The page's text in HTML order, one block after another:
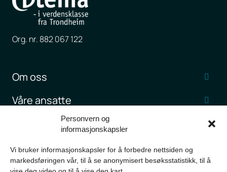
Personvern og
informasjonskapsler
Vi bruker informasjonskapsler for å forbedre nettsiden og
markedsføringen vår, til å se anonymisert besøksstatistikk, til å
Org. nr. 882 067 122
Om oss
Våre ansatte
Jobb hos Itema
Kundehistorier